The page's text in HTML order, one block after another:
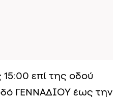
15:00 επί της οδού
ΓΕΝΝΑΔΙΟΥ έως την